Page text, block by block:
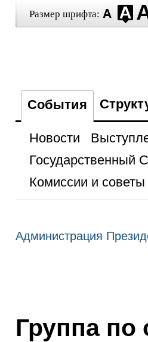
Размер шрифта:
События
Новости
Государственный
Комиссии и советы
Администрация
Группа по